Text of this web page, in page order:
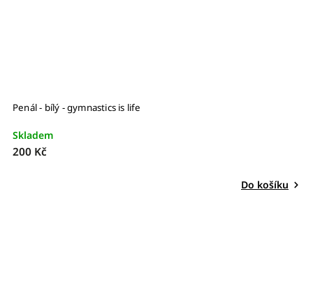
Penál - bílý - gymnastics is life
Skladem
200 Kč
Do košíku